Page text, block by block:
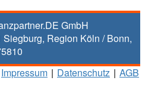
GmbH
Siegburg, Region Köln / Bonn,
Impressum | Datenschutz | AGB